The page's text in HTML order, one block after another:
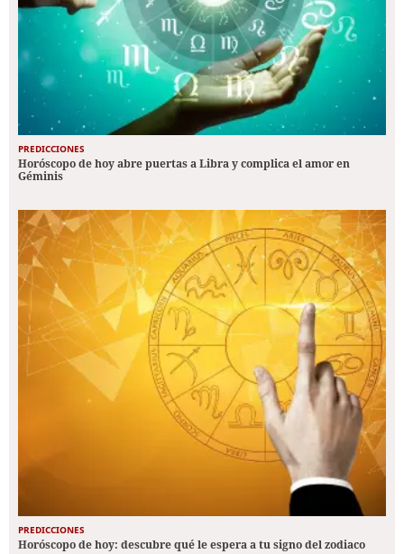
PREDICCIONES
Horóscopo de hoy abre puertas a Libra y complica el amor en
Géminis
PREDICCIONES
Horóscopo de hoy: descubre qué le espera a tu signo del zodiaco